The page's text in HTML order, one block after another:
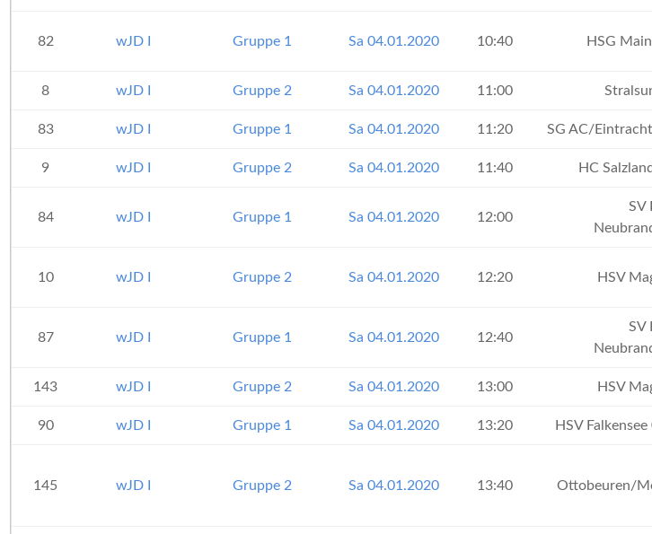
82 wJD I Gruppe 1 Sa 04.01.2020 10:40 HSG
8 wJD I Gruppe 2 Sa 04.01.2020 11:00
83 wJD I Gruppe 1 Sa 04.01.2020 11:20 SG AC/
9 wJD I Gruppe 2 Sa 04.01.2020 11:40 HC
84 wJD I Gruppe 1 Sa 04.01.2020 12:00
SV
10 wJD I Gruppe 2 Sa 04.01.2020 12:20 HSV
87 wJD I Gruppe 1 Sa 04.01.2020 12:40
SV
143 wJD I Gruppe 2 Sa 04.01.2020 13:00 HSV
90 wJD I Gruppe 1 Sa 04.01.2020 13:20 HSV Falkensee
145 wJD I Gruppe 2 Sa 04.01.2020 13:40
Ottobeuren/